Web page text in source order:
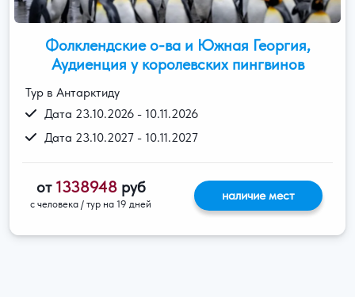
Фолклендские о-ва и Южная Георгия,
Аудиенция у королевских пингвинов
Тур в Антарктиду
Дата 23.10.2026 - 10.11.2026
Дата 23.10.2027 - 10.11.2027
от 1338948руб
с человека / тур на 19 дней
наличие мест